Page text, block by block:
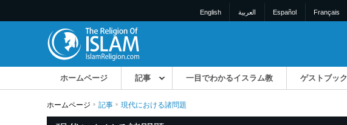
English العربية Español Français
ホームページ 記事 一目でわかるイスラム教 ゲストブック
ホームページ 記事 現代における諸問題